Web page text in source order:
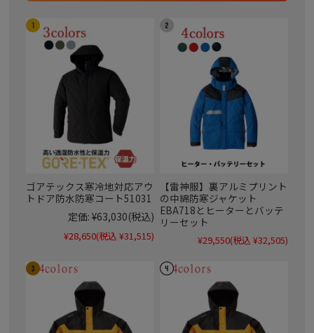
ゴアテックス寒冷地対応アウ
トドア防水防寒コート51031
定価: ¥63,030(税込)
¥28,650(税込 ¥31,515)
【雷神服】裏アルミプリント
の中綿防寒ジャケット
EBA718とヒーターとバッテ
リーセット
¥29,550(税込 ¥32,505)